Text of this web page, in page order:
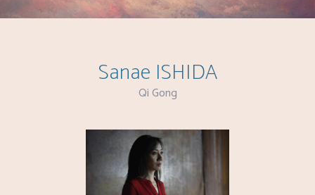
Sanae ISHIDA
Qi Gong